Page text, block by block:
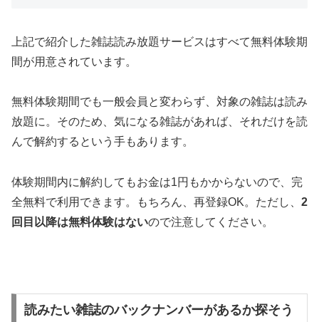
上記で紹介した雑誌読み放題サービスはすべて無料体験期
間が用意されています。
無料体験期間でも一般会員と変わらず、対象の雑誌は読み
放題に。そのため、気になる雑誌があれば、それだけを読
んで解約するという手もあります。
体験期間内に解約してもお金は1円もかからないので、完
全無料で利用できます。もちろん、再登録OK。ただし、 2
回目以降は無料体験はないので注意してください。
読みたい雑誌のバックナンバーがあるか探そう